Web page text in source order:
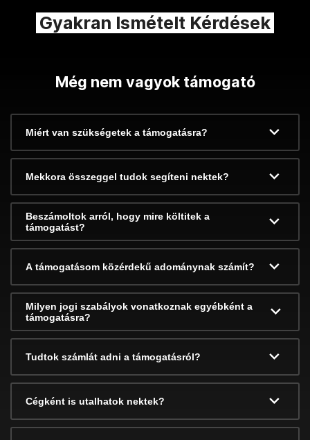
Gyakran Ismételt Kérdések
Még nem vagyok támogató
Miért van szükségetek a támogatásra?
Mekkora összeggel tudok segíteni nektek?
Beszámoltok arról, hogy mire költitek a
támogatást?
A támogatásom közérdekű adománynak számít?
Milyen jogi szabályok vonatkoznak egyébként a
támogatásra?
Tudtok számlát adni a támogatásról?
Cégként is utalhatok nektek?